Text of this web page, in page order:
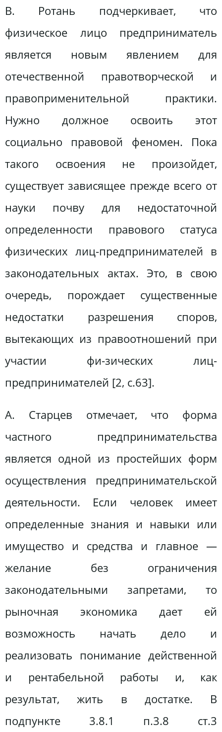
В. Ротань подчеркивает, что
физическое лицо предприниматель
является новым явлением для
отечественной правотворческой и
правоприменительной практики.
Нужно должное освоить этот
социально правовой феномен. Пока
такого освоения не произойдет,
существует зависящее прежде всего от
науки почву для недостаточной
определенности правового статуса
физических лиц-предпринимателей в
законодательных актах. Это, в свою
очередь, порождает существенные
недостатки разрешения споров,
вытекающих из правоотношений при
участии фи-зических лиц-
предпринимателей [2, с.63].
А. Старцев отмечает, что форма
частного предпринимательства
является одной из простейших форм
осуществления предпринимательской
деятельности. Если человек имеет
определенные знания и навыки или
имущество и средства и главное —
желание без ограничения
законодательными запретами, то
рыночная экономика дает ей
возможность начать дело и
реализовать понимание действенной
и рентабельной работы и, как
результат, жить в достатке. В
подпункте 3.8.1 п.3.8 ст.3